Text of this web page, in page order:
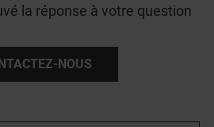
la réponse à votre question
NOUS